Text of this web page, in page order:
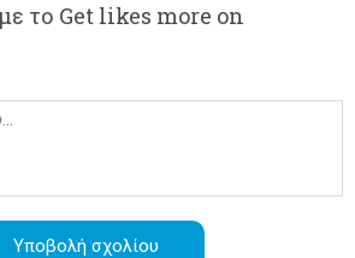
το Get likes more on